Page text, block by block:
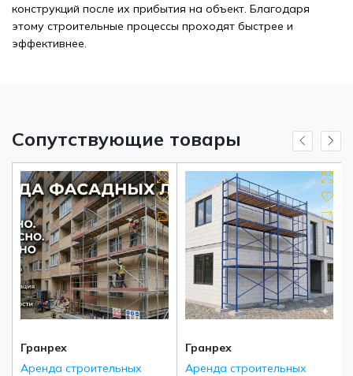
конструкций после их прибытия на объект. Благодаря
этому строительные процессы проходят быстрее и
эффективнее.
Сопутствующие товары
Гранрех
Аренда строительных
Гранрех
Аренда строительных